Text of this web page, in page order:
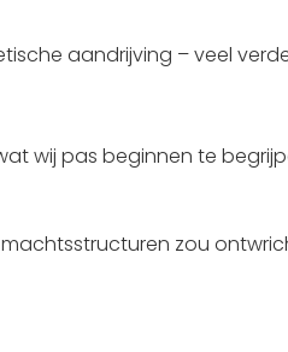
aandrijving – veel
wij pas beginnen te
zou